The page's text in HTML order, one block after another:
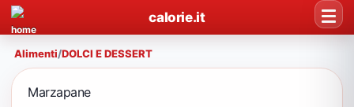
calorie.it
Alimenti/DOLCI E DESSERT
Marzapane